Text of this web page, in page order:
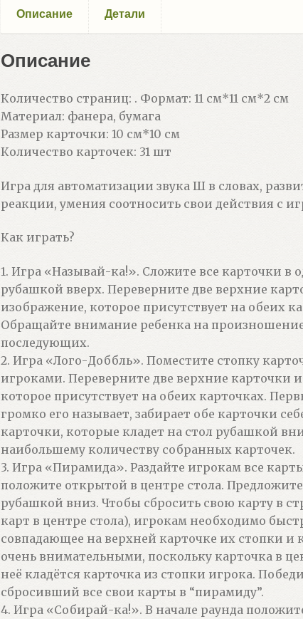
Описание Детали
Описание
Количество страниц: . Формат: 11 см*11 см*2 см
Материал: фанера, бумага
Размер карточки: 10 см*10 см
Количество карточек: 31 шт
Игра для автоматизации звука Ш в словах,
реакции, умения соотносить свои действия с
Как играть?
1. Игра «Называй-ка!». Сложите все карточки в
рубашкой вверх. Переверните две верхние
изображение, которое присутствует на обеих
Обращайте внимание ребенка на
последующих.
2. Игра «Лого-Доббль». Поместите стопку
игроками. Переверните две верхние карточки
которое присутствует на обеих карточках.
громко его называет, забирает обе карточки
карточки, которые кладет на стол рубашкой
наибольшему количеству собранных карточек.
3. Игра «Пирамида». Раздайте игрокам все
положите открытой в центре стола.
рубашкой вниз. Чтобы сбросить свою карту в
карт в центре стола), игрокам необходимо
совпадающее на верхней карточке их стопки
очень внимательными, поскольку карточка в
неё кладётся карточка из стопки игрока.
сбросивший все свои карты в “пирамиду”.
4. Игра «Собирай-ка!». В начале раунда